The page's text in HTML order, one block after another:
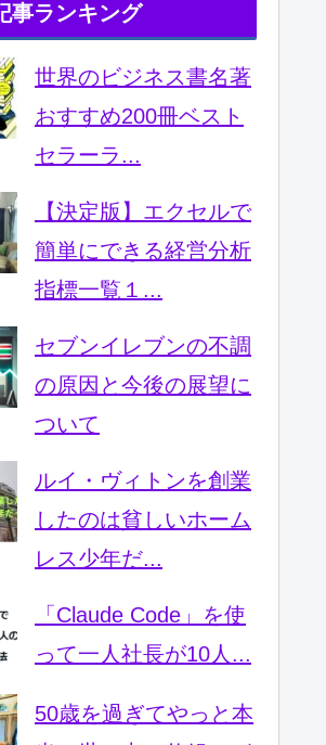
事ランキング
世界のビジネス書名著
おすすめ200冊ベスト
セラーラ...
【決定版】エクセルで
簡単にできる経営分析
指標一覧１...
セブンイレブンの不調
の原因と今後の展望に
ついて
ルイ・ヴィトンを創業
したのは貧しいホーム
レス少年だ...
「Claude Code」を使
って一人社長が10人...
50歳を過ぎてやっと本